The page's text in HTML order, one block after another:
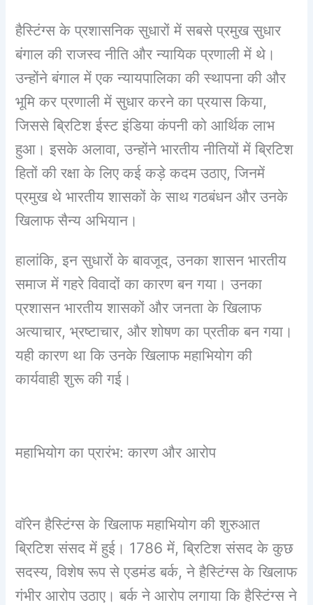
हैस्टिंग्स के प्रशासनिक सुधारों में सबसे प्रमुख सुधार
बंगाल की राजस्व नीति और न्यायिक प्रणाली में थे।
उन्होंने बंगाल में एक न्यायपालिका की स्थापना की और
भूमि कर प्रणाली में सुधार करने का प्रयास किया,
जिससे ब्रिटिश ईस्ट इंडिया कंपनी को आर्थिक लाभ
हुआ। इसके अलावा, उन्होंने भारतीय नीतियों में ब्रिटिश
हितों की रक्षा के लिए कई कड़े कदम उठाए, जिनमें
प्रमुख थे भारतीय शासकों के साथ गठबंधन और उनके
खिलाफ सैन्य अभियान।
हालांकि, इन सुधारों के बावजूद, उनका शासन भारतीय
समाज में गहरे विवादों का कारण बन गया। उनका
प्रशासन भारतीय शासकों और जनता के खिलाफ
अत्याचार, भ्रष्टाचार, और शोषण का प्रतीक बन गया।
यही कारण था कि उनके खिलाफ महाभियोग की
कार्यवाही शुरू की गई।
महाभियोग का प्रारंभ: कारण और आरोप
वॉरेन हैस्टिंग्स के खिलाफ महाभियोग की शुरुआत
ब्रिटिश संसद में हुई। 1786 में, ब्रिटिश संसद के कुछ
सदस्य, विशेष रूप से एडमंड बर्क, ने हैस्टिंग्स के खिलाफ
गंभीर आरोप उठाए। बर्क ने आरोप लगाया कि हैस्टिंग्स ने